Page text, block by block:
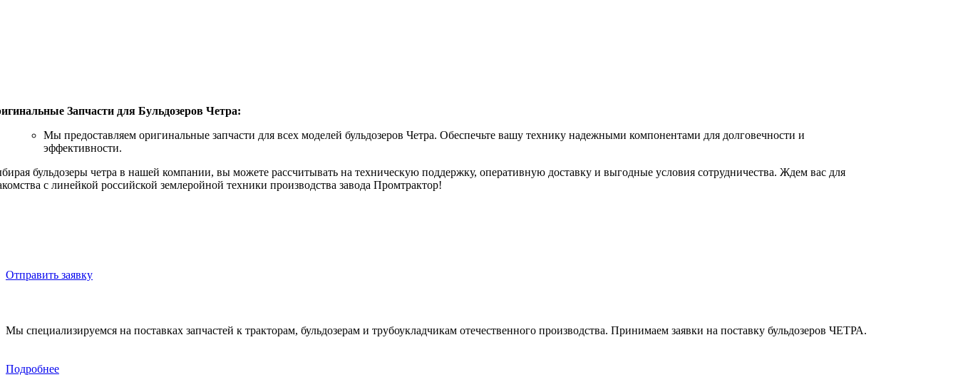
Запчасти для Бульдозеров Четра:
Мы предоставляем оригинальные запчасти для всех моделей бульдозеров Четра. Обеспечьте вашу технику надежными компонентами для долговечности и
эффективности.
бульдозеры четра в нашей компании, вы можете рассчитывать на техническую поддержку, оперативную доставку и выгодные условия сотрудничества. Ждем вас для
с линейкой российской землеройной техники производства завода Промтрактор!
Отправить заявку
Мы специализируемся на поставках запчастей к тракторам, бульдозерам и трубоукладчикам отечественного производства. Принимаем заявки на поставку бульдозеров ЧЕТРА.
Подробнее